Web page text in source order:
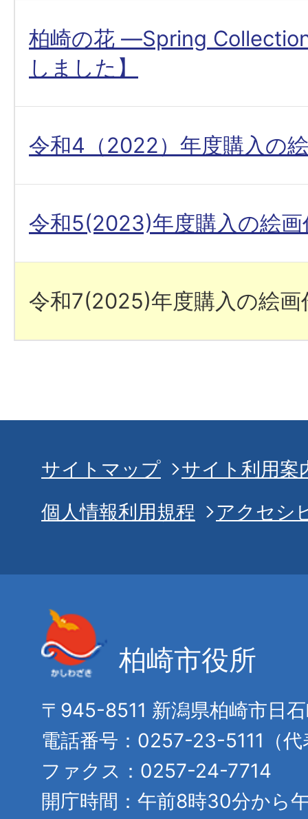
柏崎の花 —Spring
しました】
令和4（2022）年度購入の
令和5(2023)年度購入の絵画
令和7(2025)年度購入の絵画
サイトマップ
サイト利用案
個人情報利用規程
アクセシ
柏崎市役所
〒945-8511 新潟県柏崎市日
電話番号：0257-23-5111（代
ファクス：0257-24-7714
開庁時間：午前8時30分から